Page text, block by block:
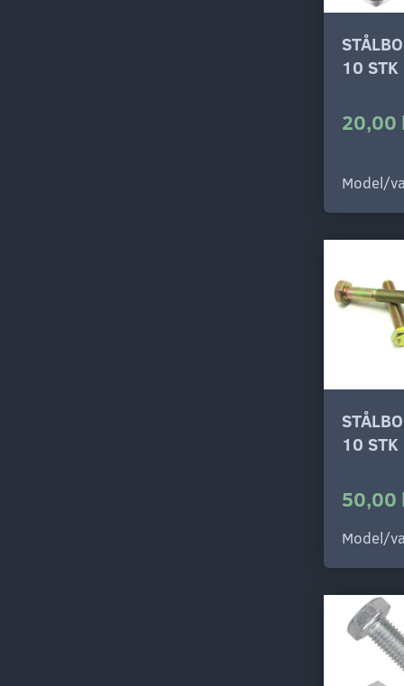
10 STK
20,00
Model/
10 STK
50,00
Model/